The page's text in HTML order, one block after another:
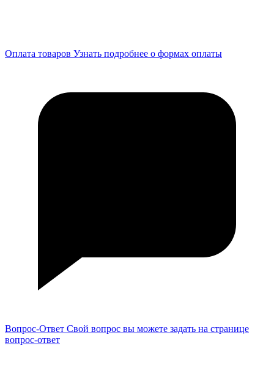
Оплата товаров Узнать подробнее о формах оплаты
Вопрос-Ответ Свой вопрос вы можете задать на странице
вопрос-ответ